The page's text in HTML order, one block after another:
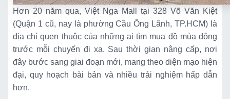
Hơn 20 năm qua, Việt Nga Mall tại 328 Võ Văn Kiệt
(Quận 1 cũ, nay là phường Cầu Ông Lãnh, TP.HCM) là
địa chỉ quen thuộc của những ai tìm mua đồ mùa đông
trước mỗi chuyến đi xa. Sau thời gian nâng cấp, nơi
đây bước sang giai đoạn mới, mang theo diện mạo hiện
đại, quy hoạch bài bản và nhiều trải nghiệm hấp dẫn
hơn.